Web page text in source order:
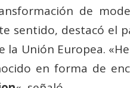
de
sentido, destacó el
Unión Europea.
en forma de